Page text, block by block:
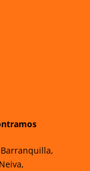
Barranquilla,
Neiva,